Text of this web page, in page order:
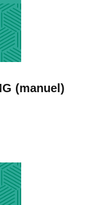
(manuel)